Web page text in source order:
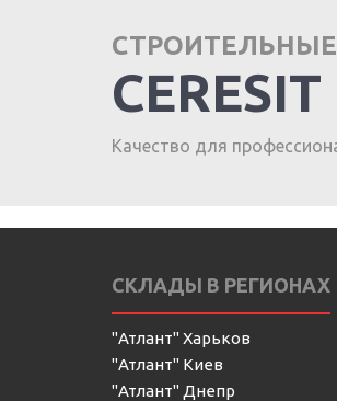
CERESIT
Качество для
СКЛАДЫ В РЕГИОНАХ
"Атлант" Харьков
"Атлант" Киев
"Атлант" Днепр